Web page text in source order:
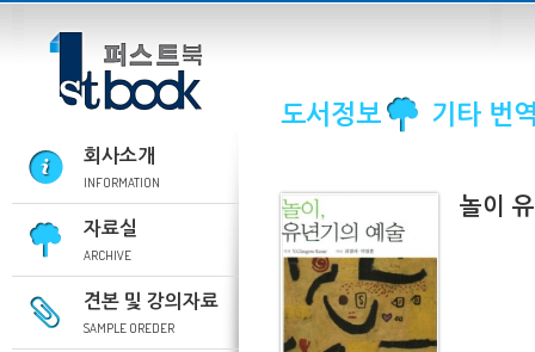
회사소개
INFORMATION
자료실
ARCHIVE
견본 및 강의자료
SAMPLE OREDER
도서정보 기타 번
놀이